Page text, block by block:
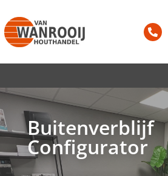
Buitenverblijf
Configurator